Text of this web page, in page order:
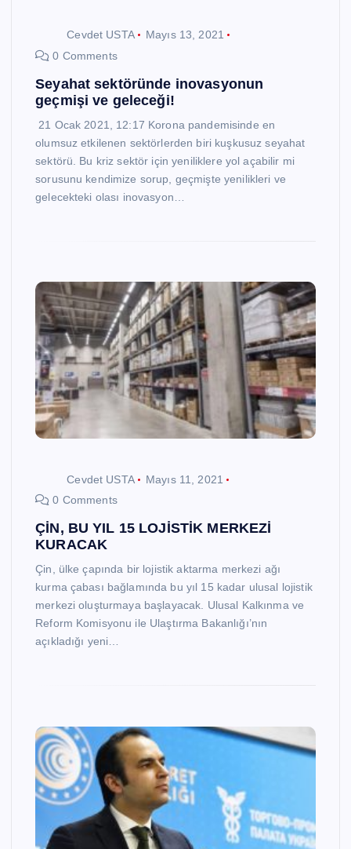
Cevdet USTA
Mayıs 13, 2021
0 Comments
Seyahat sektöründe inovasyonun
geçmişi ve geleceği!
21 Ocak 2021, 12:17 Korona pandemisinde en
olumsuz etkilenen sektörlerden biri kuşkusuz seyahat
sektörü. Bu kriz sektör için yeniliklere yol açabilir mi
sorusunu kendimize sorup, geçmişte yenilikleri ve
gelecekteki olası inovasyon…
Cevdet USTA
Mayıs 11, 2021
0 Comments
ÇİN, BU YIL 15 LOJİSTİK MERKEZİ
KURACAK
Çin, ülke çapında bir lojistik aktarma merkezi ağı
kurma çabası bağlamında bu yıl 15 kadar ulusal lojistik
merkezi oluşturmaya başlayacak. Ulusal Kalkınma ve
Reform Komisyonu ile Ulaştırma Bakanlığı’nın
açıkladığı yeni…